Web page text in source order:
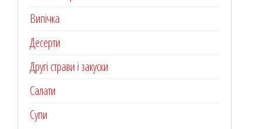
Випічка
Десерти
Другі страви і закуски
Салати
Супи